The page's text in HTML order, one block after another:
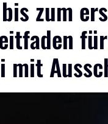
zum
mit